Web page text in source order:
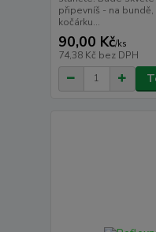
připevníš - na
kočárku...
90,00 Kč/ks
74,38 Kč bez DPH